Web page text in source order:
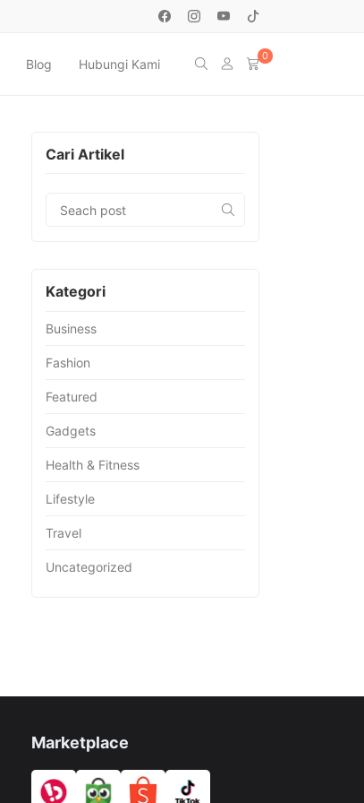
Blog Hubungi Kami
0
Cari Artikel
Kategori
Business
Fashion
Featured
Gadgets
Health & Fitness
Lifestyle
Travel
Uncategorized
Marketplace